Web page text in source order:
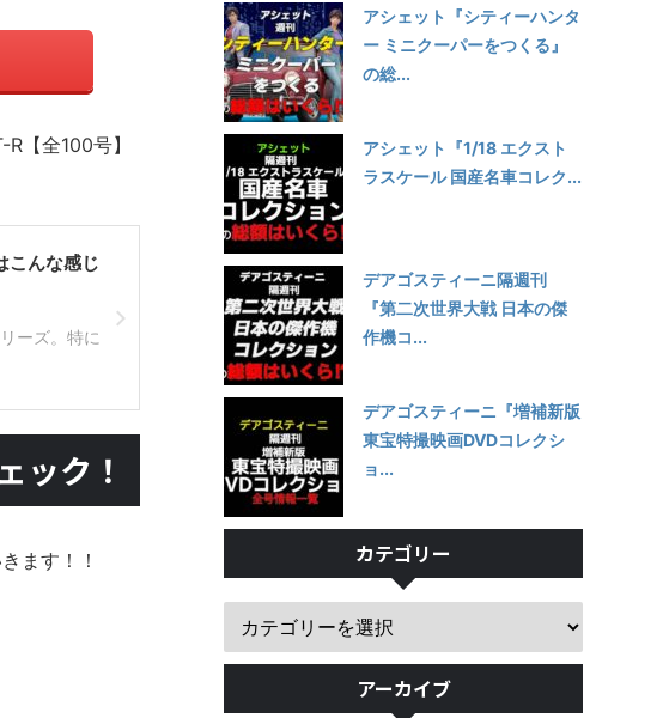
【全100号】
こんな感じ
ーズ。特に
ック！
ます！！
アシェット『シティーハンタ
ー ミニクーパーをつくる』
の総...
アシェット『1/18 エクスト
ラスケール 国産名車コレク...
デアゴスティーニ隔週刊
『第二次世界大戦 日本の傑
作機コ...
デアゴスティーニ『増補新版
東宝特撮映画DVDコレクシ
ョ...
カテゴリー
アーカイブ